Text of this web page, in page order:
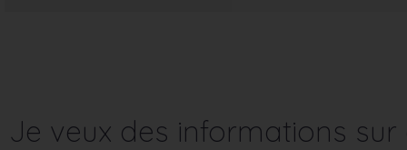
Je veux des informations